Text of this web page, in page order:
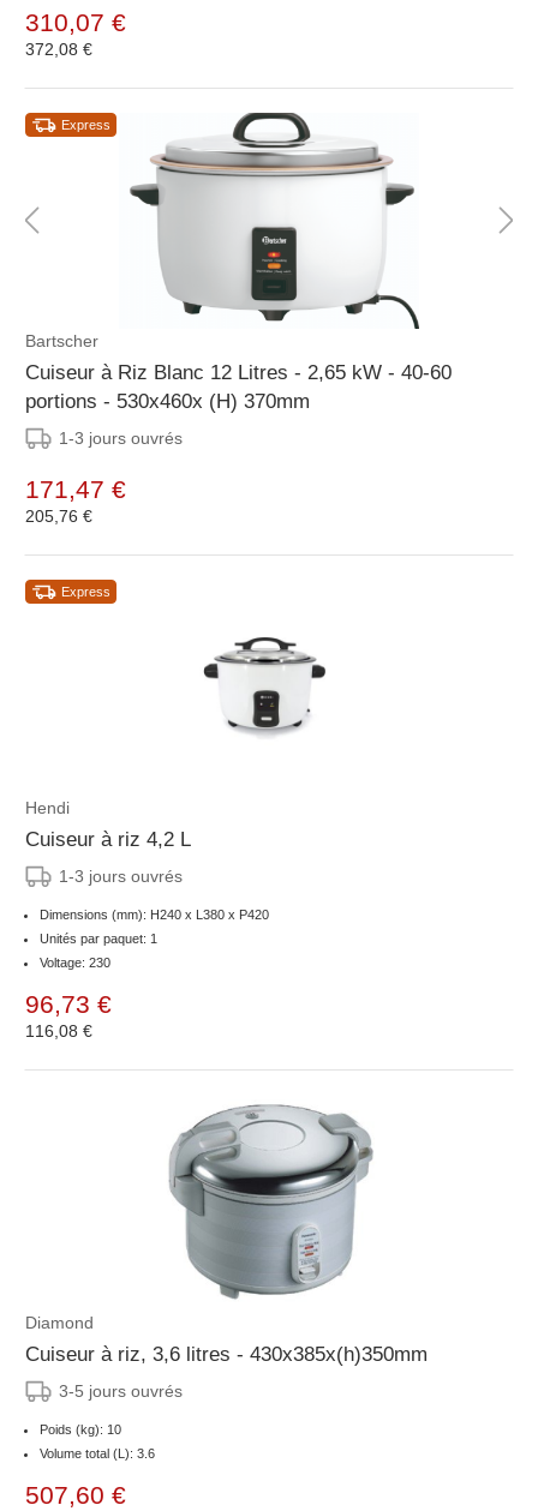
310,07 €
372,08 €
Express
Bartscher
Cuiseur à Riz Blanc 12 Litres - 2,65 kW - 40-60
portions - 530x460x (H) 370mm
1-3 jours ouvrés
171,47 €
205,76 €
Express
Hendi
Cuiseur à riz 4,2 L
1-3 jours ouvrés
Dimensions (mm): H240 x L380 x P420
Unités par paquet: 1
Voltage: 230
96,73 €
116,08 €
Diamond
Cuiseur à riz, 3,6 litres - 430x385x(h)350mm
3-5 jours ouvrés
Poids (kg): 10
Volume total (L): 3.6
507,60 €